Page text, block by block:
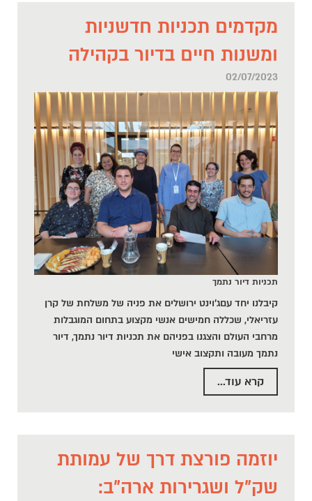
מקדמים תכניות חדשניות
ומשנות חיים בדיור בקהילה
02/07/2023
תכניות דיור נתמך
קיבלנו יחד עםג'וינט ירושלים את פניה של משלחת של קרן
עזריאלי, שכללה חמישים אנשי מקצוע בתחום המוגבלות
מרחבי העולם והצגנו בפניהם את תכניות דיור נתמך, דיור
נתמך מעובה ותקצוב אישי
קרא עוד...
יוזמה פורצת דרך של עמותת
שק"ל ושגרירות ארה"ב: